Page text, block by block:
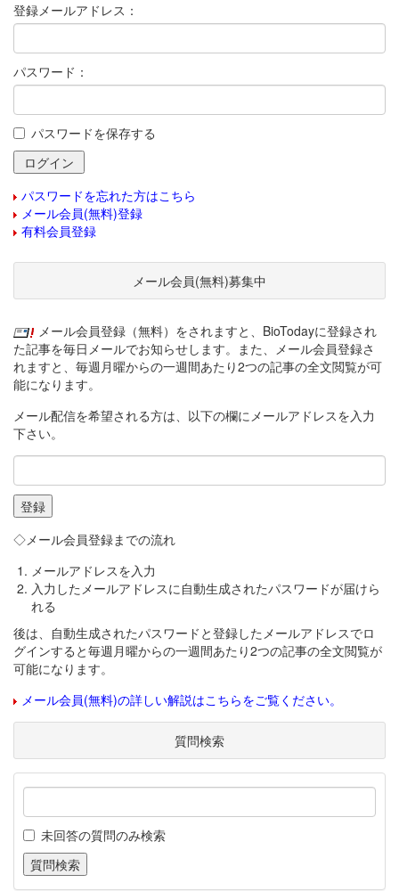
登録メールアドレス：
パスワード：
パスワードを保存する
パスワードを忘れた方はこちら
メール会員(無料)登録
有料会員登録
メール会員(無料)募集中
メール会員登録（無料）をされますと、BioTodayに登録され
た記事を毎日メールでお知らせします。また、メール会員登録さ
れますと、毎週月曜からの一週間あたり2つの記事の全文閲覧が可
能になります。
メール配信を希望される方は、以下の欄にメールアドレスを入力
下さい。
◇メール会員登録までの流れ
メールアドレスを入力
入力したメールアドレスに自動生成されたパスワードが届けら
れる
後は、自動生成されたパスワードと登録したメールアドレスでロ
グインすると毎週月曜からの一週間あたり2つの記事の全文閲覧が
可能になります。
メール会員(無料)の詳しい解説はこちらをご覧ください。
質問検索
未回答の質問のみ検索